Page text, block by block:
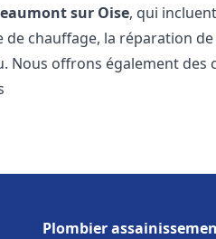
sur Oise, qui
chauffage, la réparation
Nous offrons également des
Plombier